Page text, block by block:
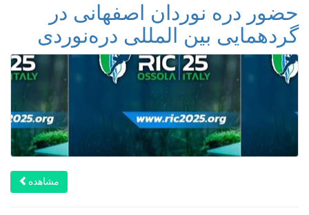
حضور دره نوردان اصفهانی در
گردهمایی بین المللی دره‌نوردی
مشاهده